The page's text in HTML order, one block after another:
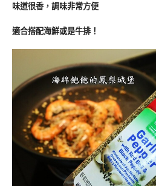
味道很香，調味非常方便
適合搭配海鮮或是牛排！